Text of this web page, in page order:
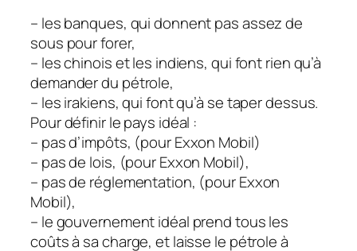
– les banques, qui donnent pas assez de
sous pour forer,
– les chinois et les indiens, qui font rien qu’à
demander du pétrole,
– les irakiens, qui font qu’à se taper dessus.
Pour définir le pays idéal :
– pas d’impôts, (pour Exxon Mobil)
– pas de lois, (pour Exxon Mobil),
– pas de réglementation, (pour Exxon
Mobil),
– le gouvernement idéal prend tous les
coûts à sa charge, et laisse le pétrole à